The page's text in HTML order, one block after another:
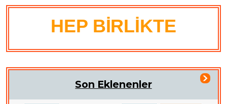
HEP BİRLİKTE
Son Eklenenler